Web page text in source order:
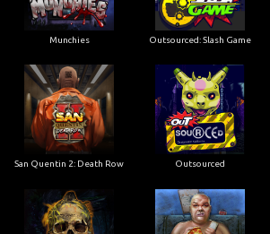
Munchies Outsourced: Slash Game
San Quentin 2: Death Row Outsourced